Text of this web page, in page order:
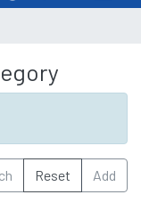
Reset Add